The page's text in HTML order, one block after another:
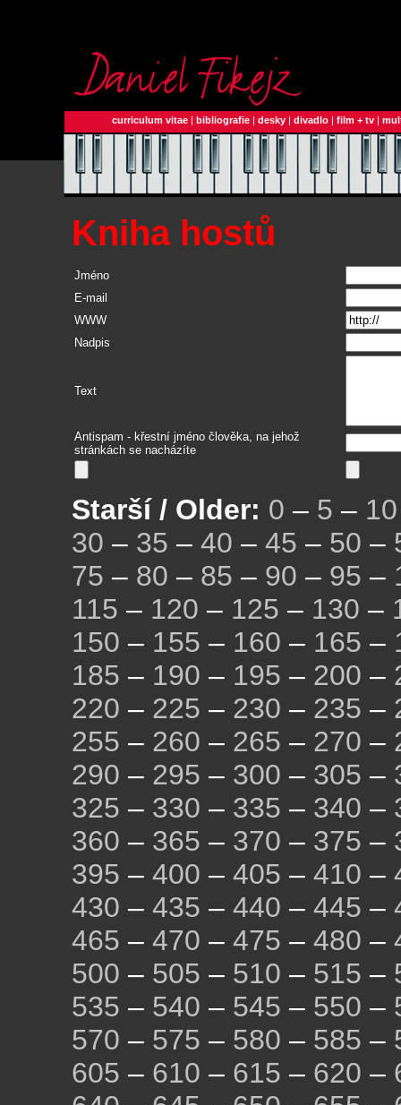
curriculum vitae | bibliografie | desky | divadlo | film + tv |
Kniha hostů
Jméno
E-mail
WWW
Nadpis
Text
Antispam - křestní jméno člověka, na jehož
stránkách se nacházíte
Starší / Older: 0 – 5 – 10
30 – 35 – 40 – 45 – 50 –
75 – 80 – 85 – 90 – 95 –
115 – 120 – 125 – 130 –
150 – 155 – 160 – 165 –
185 – 190 – 195 – 200 –
220 – 225 – 230 – 235 –
255 – 260 – 265 – 270 –
290 – 295 – 300 – 305 –
325 – 330 – 335 – 340 –
360 – 365 – 370 – 375 –
395 – 400 – 405 – 410 –
430 – 435 – 440 – 445 –
465 – 470 – 475 – 480 –
500 – 505 – 510 – 515 –
535 – 540 – 545 – 550 –
570 – 575 – 580 – 585 –
605 – 610 – 615 – 620 –